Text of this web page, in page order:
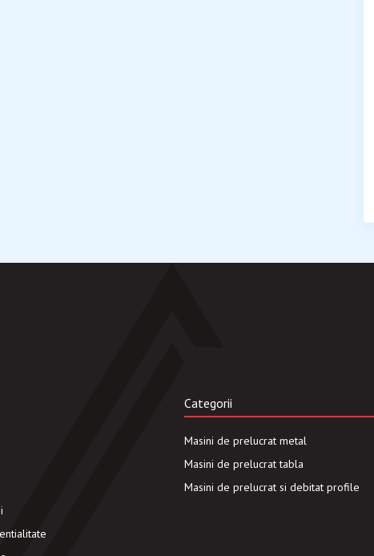
Categorii
Masini de prelucrat metal
Masini de prelucrat tabla
Masini de prelucrat si debitat profile